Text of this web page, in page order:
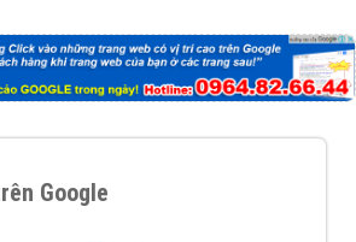
Google